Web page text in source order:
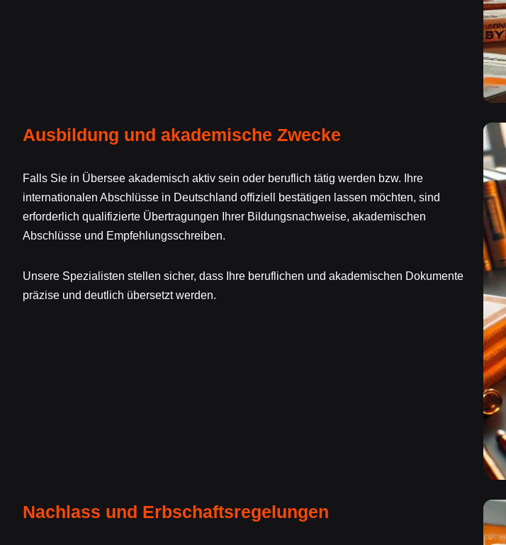
Ausbildung und akademische Zwecke
Falls Sie in Übersee akademisch aktiv sein oder beruflich tätig werden bzw. Ihre
internationalen Abschlüsse in Deutschland offiziell bestätigen lassen möchten, sind
erforderlich qualifizierte Übertragungen Ihrer Bildungsnachweise, akademischen
Abschlüsse und Empfehlungsschreiben.
Unsere Spezialisten stellen sicher, dass Ihre beruflichen und akademischen Dokumente
präzise und deutlich übersetzt werden.
Nachlass und Erbschaftsregelungen